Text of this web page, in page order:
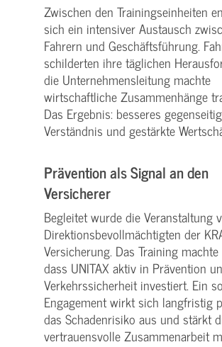
Zwischen den Trainingseinheiten
sich ein intensiver Austausch
Fahrern und Geschäftsführung.
schilderten ihre täglichen
die Unternehmensleitung machte
wirtschaftliche Zusammenhänge
Das Ergebnis: besseres
Verständnis und gestärkte
Prävention als Signal an den
Versicherer
Begleitet wurde die Veranstaltung
Direktionsbevollmächtigten der
Versicherung. Das Training
dass UNITAX aktiv in Prävention
Verkehrssicherheit investiert. Ein
Engagement wirkt sich langfristig
das Schadenrisiko aus und stärkt
vertrauensvolle Zusammenarbeit